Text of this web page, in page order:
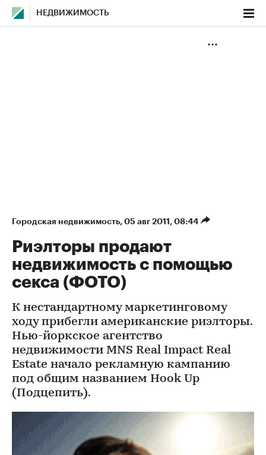
НЕДВИЖИМОСТЬ
Городская недвижимость⁠, 05 авг 2011, 08:44
Риэлторы продают
недвижимость с помощью
секса (ФОТО)
К нестандартному маркетинговому
ходу прибегли американские риэлторы.
Нью-йоркское агентство
недвижимости MNS Real Impact Real
Estate начало рекламную кампанию
под общим названием Hook Up
(Подцепить).